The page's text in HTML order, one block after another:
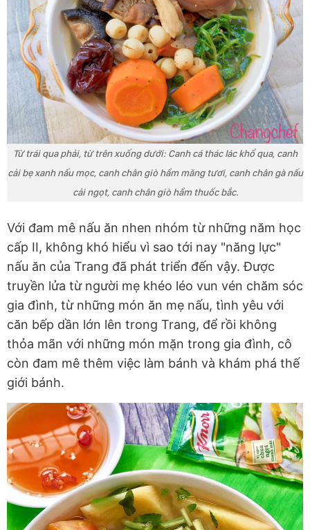
Từ trái qua phải, từ trên xuống dưới: Canh cá thác lác khổ qua, canh
cải bẹ xanh nấu mọc, canh chân giò hầm măng tươi, canh chân gà nấu
cải ngọt, canh chân giò hầm thuốc bắc.
Với đam mê nấu ăn nhen nhóm từ những năm học
cấp II, không khó hiểu vì sao tới nay "năng lực"
nấu ăn của Trang đã phát triển đến vậy. Được
truyền lửa từ người mẹ khéo léo vun vén chăm sóc
gia đình, từ những món ăn mẹ nấu, tình yêu với
căn bếp dần lớn lên trong Trang, để rồi không
thỏa mãn với những món mặn trong gia đình, cô
còn đam mê thêm việc làm bánh và khám phá thế
giới bánh.